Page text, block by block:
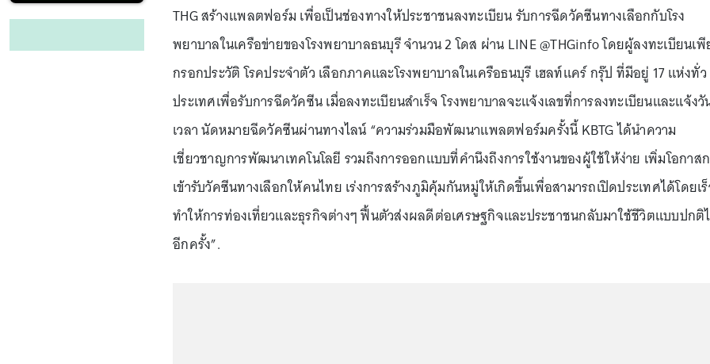
THG สร้างแพลตฟอร์ม เพื่อเป็นช่องทางให้ประชาชนลงทะเบียน รับการฉีดวัคซีนทางเลือกกับโรง
พยาบาลในเครือข่ายของโรงพยาบาลธนบุรี จำนวน 2 โดส ผ่าน LINE @THGinfo โดยผู้ลงทะเบียนเพี
กรอกประวัติ โรคประจำตัว เลือกภาคและโรงพยาบาลในเครือธนบุรี เฮลท์แคร์ กรุ๊ป ที่มีอยู่ 17 แห่งทั่ว
ประเทศเพื่อรับการฉีดวัคซีน เมื่อลงทะเบียนสำเร็จ โรงพยาบาลจะแจ้งเลขที่การลงทะเบียนและแจ้งวั
เวลา นัดหมายฉีดวัคซีนผ่านทางไลน์ “ความร่วมมือพัฒนาแพลตฟอร์มครั้งนี้ KBTG ได้นำความ
เชี่ยวชาญการพัฒนาเทคโนโลยี รวมถึงการออกแบบที่คำนึงถึงการใช้งานของผู้ใช้ให้ง่าย เพิ่มโอกาส
เข้ารับวัคซีนทางเลือกให้คนไทย เร่งการสร้างภูมิคุ้มกันหมู่ให้เกิดขึ้นเพื่อสามารถเปิดประเทศได้โดยเ
ทำให้การท่องเที่ยวและธุรกิจต่างๆ ฟื้นตัวส่งผลดีต่อเศรษฐกิจและประชาชนกลับมาใช้ชีวิตแบบปกติ
อีกครั้ง”.